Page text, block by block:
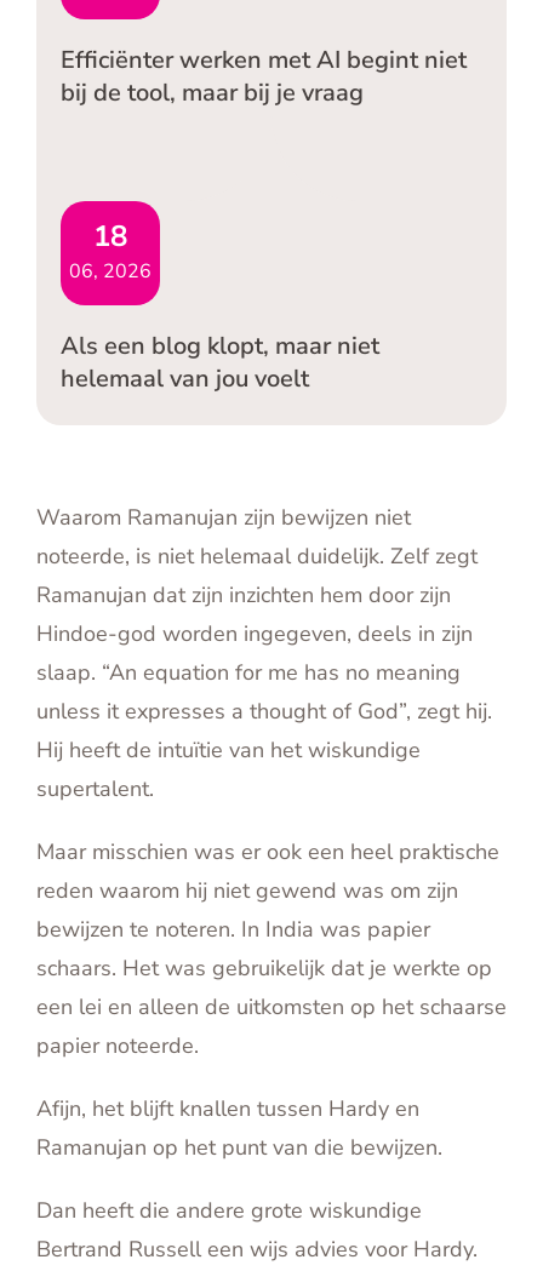
Efficiënter werken met AI begint niet
bij de tool, maar bij je vraag
18
06, 2026
Als een blog klopt, maar niet
helemaal van jou voelt
Waarom Ramanujan zijn bewijzen niet
noteerde, is niet helemaal duidelijk. Zelf zegt
Ramanujan dat zijn inzichten hem door zijn
Hindoe-god worden ingegeven, deels in zijn
slaap. “An equation for me has no meaning
unless it expresses a thought of God”, zegt hij.
Hij heeft de intuïtie van het wiskundige
supertalent.
Maar misschien was er ook een heel praktische
reden waarom hij niet gewend was om zijn
bewijzen te noteren. In India was papier
schaars. Het was gebruikelijk dat je werkte op
een lei en alleen de uitkomsten op het schaarse
papier noteerde.
Afijn, het blijft knallen tussen Hardy en
Ramanujan op het punt van die bewijzen.
Dan heeft die andere grote wiskundige
Bertrand Russell een wijs advies voor Hardy.